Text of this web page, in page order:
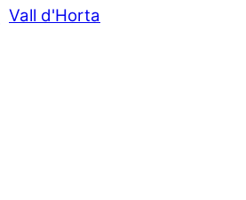
Vall d'Horta